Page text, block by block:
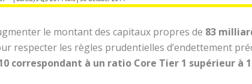
le montant des capitaux propres de 83
respecter les règles prudentielles d’endettement
correspondant à un ratio Core Tier 1 supérieur à